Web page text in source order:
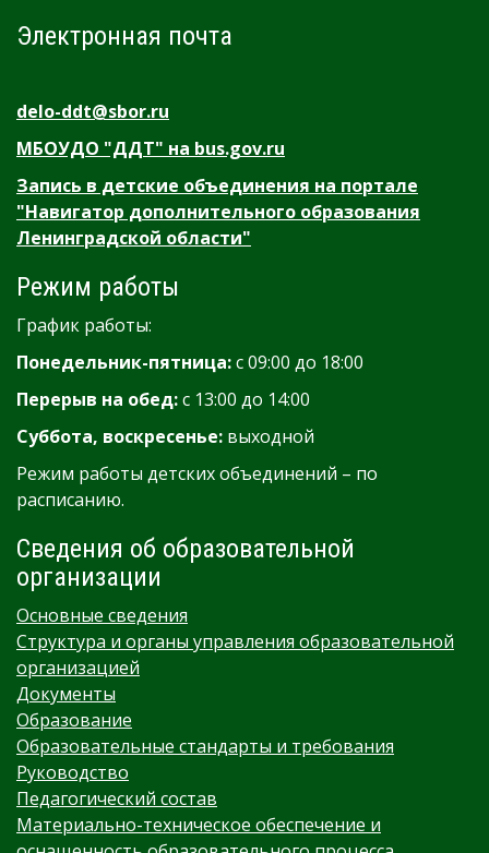
Электронная почта
delo-ddt@sbor.ru
МБОУДО "ДДТ" на bus.gov.ru
Запись в детские объединения на портале
"Навигатор дополнительного образования
Ленинградской области"
Режим работы
График работы:
Понедельник-пятница:с 09:00 до 18:00
Перерыв на обед:с 13:00 до 14:00
Суббота, воскресенье: выходной
Режим работы детских объединений – по
расписанию.
Сведения об образовательной
организации
Основные сведения
Структура и органы управления образовательной
организацией
Документы
Образование
Образовательные стандарты и требования
Руководство
Педагогический состав
Материально-техническое обеспечение и